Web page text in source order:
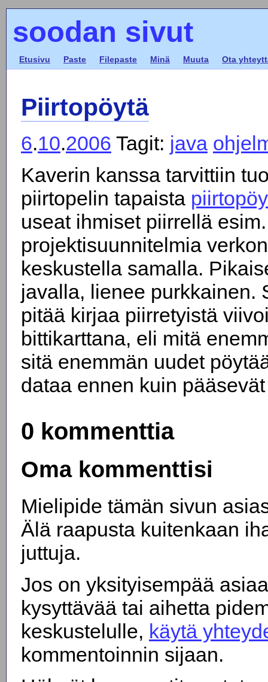
soodan sivut
Etusivu Paste Filepaste Minä Muuta Ota
Piirtopöytä
6.10.2006 Tagit: java
Kaverin kanssa tarvittiin
piirtopelin tapaista
useat ihmiset piirrellä esim.
projektisuunnitelmia
keskustella samalla.
javalla, lienee purkkainen.
pitää kirjaa piirretyistä
bittikarttana, eli mitä
sitä enemmän uudet
dataa ennen kuin
0 kommenttia
Oma kommenttisi
Mielipide tämän sivun
Älä raapusta kuitenkaan
juttuja.
Jos on yksityisempää
kysyttävää tai aihetta
keskustelulle, käytä
kommentoinnin sijaan.